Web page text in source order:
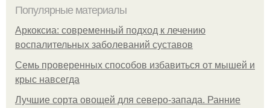
Популярные материалы
Аркоксиа: современный подход к лечению
воспалительных заболеваний суставов
Семь проверенных способов избавиться от мышей и
крыс навсегда
Лучшие сорта овощей для северо-запада. Ранние